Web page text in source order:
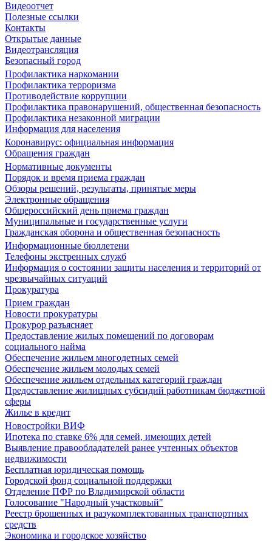
Видеоотчет
Полезные ссылки
Контакты
Открытые данные
Видеотрансляция
Безопасный город
Профилактика наркомании
Профилактика терроризма
Противодействие коррупции
Профилактика правонарушений, общественная безопасность
Профилактика незаконной миграции
Информация для населения
Коронавирус: официальная информация
Обращения граждан
Нормативные документы
Порядок и время приема граждан
Обзоры решений, результаты, принятые меры
Электронные обращения
Общероссийский день приема граждан
Муниципальные и государственные услуги
Гражданская оборона и общественная безопасность
Информационные бюллетени
Телефоны экстренных служб
Информация о состоянии защиты населения и территорий от
чрезвычайных ситуаций
Прокуратура
Прием граждан
Новости прокуратуры
Прокурор разъясняет
Предоставление жилых помещений по договорам
социального найма
Обеспечение жильем многодетных семей
Обеспечение жильем молодых семей
Обеспечение жильем отдельных категорий граждан
Предоставление жилищных субсидий работникам бюджетной
сферы
Жилье в кредит
Новостройки ВИФ
Ипотека по ставке 6% для семей, имеющих детей
Выявление правообладателей ранее учтенных объектов
недвижимости
Бесплатная юридическая помощь
Городской фонд социальной поддержки
Отделение ПФР по Владимирской области
Голосование "Народный участковый"
Реестр брошенных и разукомплектованных транспортных
средств
Экономика и городское хозяйство